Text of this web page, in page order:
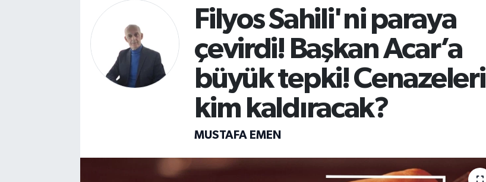
Filyos Sahili'ni paraya
çevirdi! Başkan Acar’a
büyük tepki! Cenazeleri
kim kaldıracak?
MUSTAFA EMEN